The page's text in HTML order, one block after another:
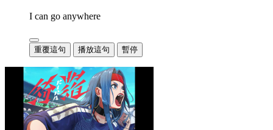
I can go anywhere
重覆這句 播放這句 暫停